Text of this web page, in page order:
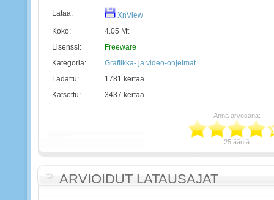
Lataa:
XnView
Koko:
4.05 Mt
Lisenssi:
Freeware
Kategoria:
Grafiikka- ja video-ohjelmat
Ladattu:
1781 kertaa
Katsottu:
3437 kertaa
Anna arvosana:
25 ääntä
ARVIOIDUT LATAUSAJAT